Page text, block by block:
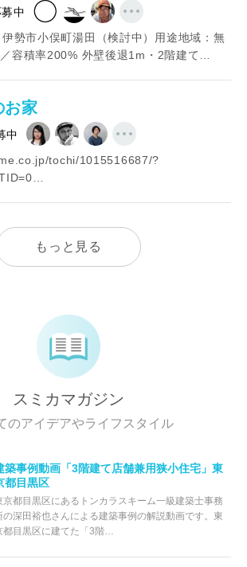
中
勢市小俣町湯田（検討中）用途地域：無
容積率200% 外壁後退1m・2階建て…
お家
中
tochi/1015516687/?
もっと見る
スミカマガジン
のアイデアやライフスタイル
築事例動画「3階建て店舗兼用狭小住宅」東
都目黒区
京都目黒区にあるトンカラスキーム一級建築士事務
の深田裕也さんによる建築事例の解説動画です。東
都目黒区に建てた「3階…